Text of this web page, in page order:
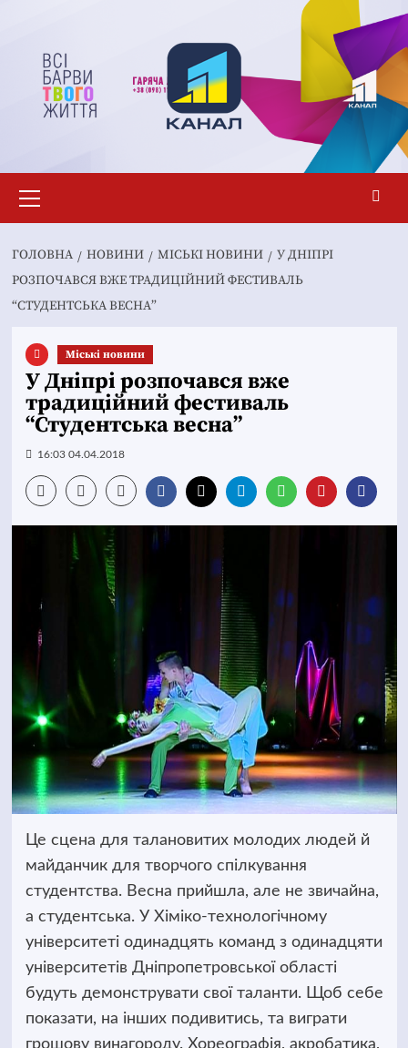
вмісту
меню
ГОЛОВНА НОВИНИ MІСЬКІ НОВИНИ
У ДНІПРІ
РОЗПОЧАВСЯ ВЖЕ ТРАДИЦІЙНИЙ ФЕСТИВАЛЬ
“СТУДЕНТСЬКА ВЕСНА”
Mіські новини
У Дніпрі розпочався вже
традиційний фестиваль
“Студентська весна”
16:03 04.04.2018
Це сцена для талановитих молодих людей й
майданчик для творчого спілкування
студентства. Весна прийшла, але не звичайна,
а студентська. У Хіміко-технологічному
університеті одинадцять команд з одинадцяти
університетів Дніпропетровської області
будуть демонструвати свої таланти. Щоб себе
показати, на інших подивитись, та виграти
грошову винагороду. Хореографія, акробатика,